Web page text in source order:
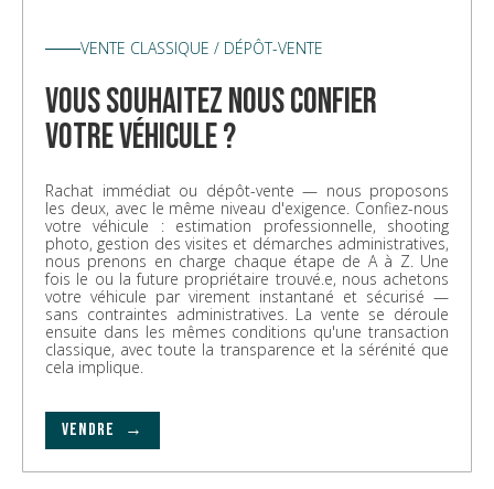
VENTE CLASSIQUE / DÉPÔT-VENTE
vous souhaitez nous confier
votre véhicule ?
Rachat immédiat ou dépôt-vente — nous proposons
les deux, avec le même niveau d'exigence. Confiez-nous
votre véhicule : estimation professionnelle, shooting
photo, gestion des visites et démarches administratives,
nous prenons en charge chaque étape de A à Z. Une
fois le ou la future propriétaire trouvé.e, nous achetons
votre véhicule par virement instantané et sécurisé —
sans contraintes administratives. La vente se déroule
ensuite dans les mêmes conditions qu'une transaction
classique, avec toute la transparence et la sérénité que
cela implique.
VENDRE →